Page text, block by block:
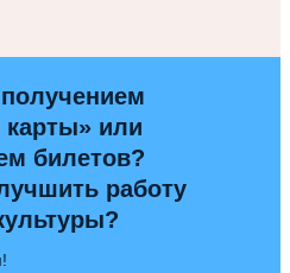
или
билетов?
работу